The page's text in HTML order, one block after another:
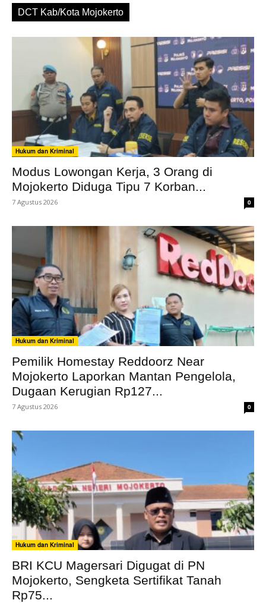
DCT Kab/Kota Mojokerto
Hukum dan Kriminal
Modus Lowongan Kerja, 3 Orang di
Mojokerto Diduga Tipu 7 Korban...
7 Agustus 2026 0
Hukum dan Kriminal
Pemilik Homestay Reddoorz Near
Mojokerto Laporkan Mantan Pengelola,
Dugaan Kerugian Rp127...
7 Agustus 2026 0
Hukum dan Kriminal
BRI KCU Magersari Digugat di PN
Mojokerto, Sengketa Sertifikat Tanah
Rp75...